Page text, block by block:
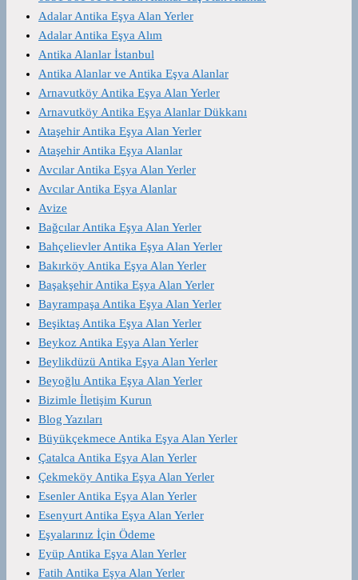
Adalar Antika Eşya Alan Yerler
Adalar Antika Eşya Alım
Antika Alanlar İstanbul
Antika Alanlar ve Antika Eşya Alanlar
Arnavutköy Antika Eşya Alan Yerler
Arnavutköy Antika Eşya Alanlar Dükkanı
Ataşehir Antika Eşya Alan Yerler
Ataşehir Antika Eşya Alanlar
Avcılar Antika Eşya Alan Yerler
Avcılar Antika Eşya Alanlar
Avize
Bağcılar Antika Eşya Alan Yerler
Bahçelievler Antika Eşya Alan Yerler
Bakırköy Antika Eşya Alan Yerler
Başakşehir Antika Eşya Alan Yerler
Bayrampaşa Antika Eşya Alan Yerler
Beşiktaş Antika Eşya Alan Yerler
Beykoz Antika Eşya Alan Yerler
Beylikdüzü Antika Eşya Alan Yerler
Beyoğlu Antika Eşya Alan Yerler
Bizimle İletişim Kurun
Blog Yazıları
Büyükçekmece Antika Eşya Alan Yerler
Çatalca Antika Eşya Alan Yerler
Çekmeköy Antika Eşya Alan Yerler
Esenler Antika Eşya Alan Yerler
Esenyurt Antika Eşya Alan Yerler
Eşyalarınız İçin Ödeme
Eyüp Antika Eşya Alan Yerler
Fatih Antika Eşya Alan Yerler